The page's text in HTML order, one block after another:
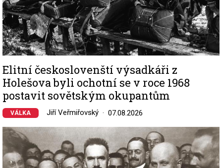
Elitní českoslovenští výsadkáři z
Holešova byli ochotní se v roce 1968
postavit sovětským okupantům
VÁLKA Jiří Veřmiřovský 07.08.2026
Image